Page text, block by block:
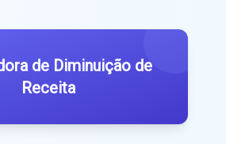
de Diminuição de
Receita